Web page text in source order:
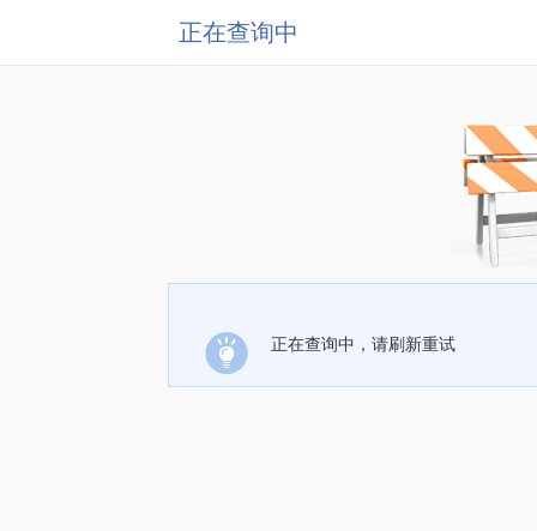
正在查询中
正在查询中，请刷新重试